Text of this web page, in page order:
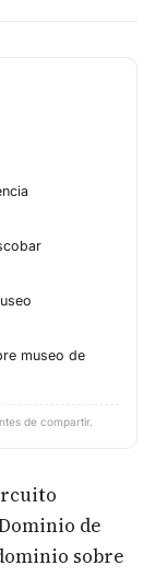
museo de
de compartir.
de
sobre